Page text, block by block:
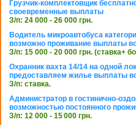
Грузчик-комплектовщик
своевременные выплаты
З/п: 24 000 - 26 000 грн.
Водитель микроавтобуса
возможно проживание выплаты
З/п: 15 000 - 20 000 грн. (ставка+
Охранник вахта 14/14 на одной
предоставляем жилье выплаты
З/п: ставка.
Администратор в гостинично-
возможностью постоянного
З/п: 12 000 - 15 000 грн.